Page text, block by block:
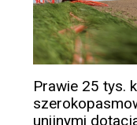
Prawie 25 tys.
unijnymi